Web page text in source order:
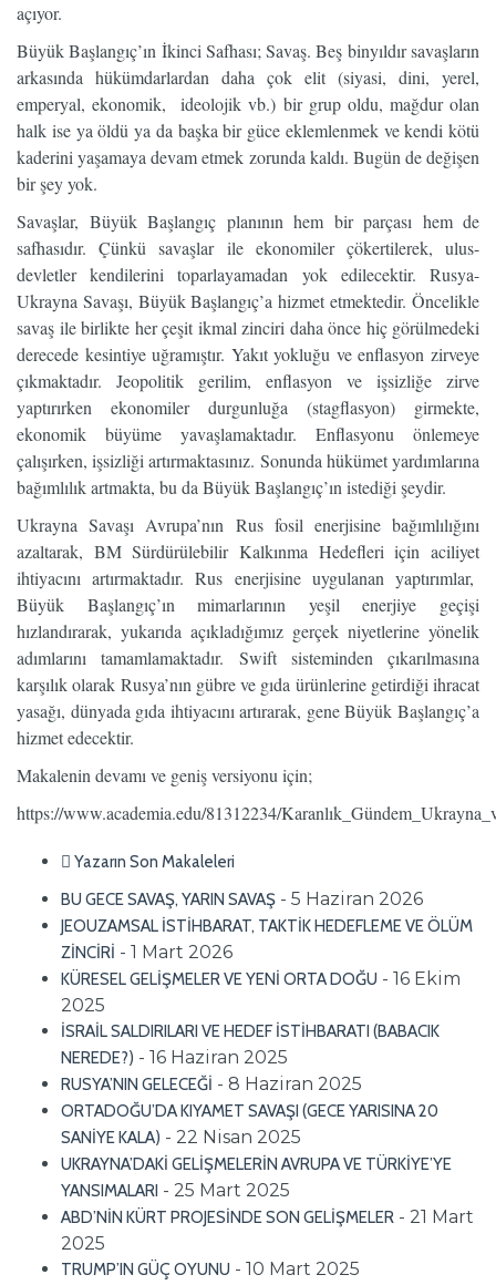
açıyor.
Büyük Başlangıç’ın İkinci Safhası; Savaş. Beş binyıldır savaşların
arkasında hükümdarlardan daha çok elit (siyasi, dini, yerel,
emperyal, ekonomik, ideolojik vb.) bir grup oldu, mağdur olan
halk ise ya öldü ya da başka bir güce eklemlenmek ve kendi kötü
kaderini yaşamaya devam etmek zorunda kaldı. Bugün de değişen
bir şey yok.
Savaşlar, Büyük Başlangıç planının hem bir parçası hem de
safhasıdır. Çünkü savaşlar ile ekonomiler çökertilerek, ulus-
devletler kendilerini toparlayamadan yok edilecektir. Rusya-
Ukrayna Savaşı, Büyük Başlangıç’a hizmet etmektedir. Öncelikle
savaş ile birlikte her çeşit ikmal zinciri daha önce hiç görülmedeki
derecede kesintiye uğramıştır. Yakıt yokluğu ve enflasyon zirveye
çıkmaktadır. Jeopolitik gerilim, enflasyon ve işsizliğe zirve
yaptırırken ekonomiler durgunluğa (stagflasyon) girmekte,
ekonomik büyüme yavaşlamaktadır. Enflasyonu önlemeye
çalışırken, işsizliği artırmaktasınız. Sonunda hükümet yardımlarına
bağımlılık artmakta, bu da Büyük Başlangıç’ın istediği şeydir.
Ukrayna Savaşı Avrupa’nın Rus fosil enerjisine bağımlılığını
azaltarak, BM Sürdürülebilir Kalkınma Hedefleri için aciliyet
ihtiyacını artırmaktadır. Rus enerjisine uygulanan yaptırımlar,
Büyük Başlangıç’ın mimarlarının yeşil enerjiye geçişi
hızlandırarak, yukarıda açıkladığımız gerçek niyetlerine yönelik
adımlarını tamamlamaktadır. Swift sisteminden çıkarılmasına
karşılık olarak Rusya’nın gübre ve gıda ürünlerine getirdiği ihracat
yasağı, dünyada gıda ihtiyacını artırarak, gene Büyük Başlangıç’a
hizmet edecektir.
Makalenin devamı ve geniş versiyonu için;
https://www.academia.edu/81312234/
Yazarın Son Makaleleri
BU GECE SAVAŞ, YARIN SAVAŞ - 5 Haziran 2026
JEOUZAMSAL İSTİHBARAT, TAKTİK HEDEFLEME VE ÖLÜM
ZİNCİRİ - 1 Mart 2026
KÜRESEL GELİŞMELER VE YENİ ORTA DOĞU - 16 Ekim
2025
İSRAİL SALDIRILARI VE HEDEF İSTİHBARATI (BABACIK
NEREDE?) - 16 Haziran 2025
RUSYA’NIN GELECEĞİ - 8 Haziran 2025
ORTADOĞU’DA KIYAMET SAVAŞI (GECE YARISINA 20
SANİYE KALA) - 22 Nisan 2025
UKRAYNA’DAKİ GELİŞMELERİN AVRUPA VE TÜRKİYE’YE
YANSIMALARI - 25 Mart 2025
ABD’NİN KÜRT PROJESİNDE SON GELİŞMELER - 21 Mart
2025
TRUMP’IN GÜÇ OYUNU - 10 Mart 2025